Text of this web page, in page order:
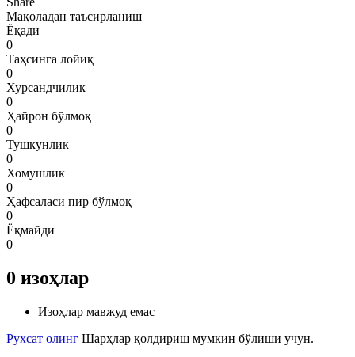
Мақоладан таъсирланиш
Ёқади
0
Таҳсинга лойиқ
0
Хурсандчилик
0
Ҳайрон бўлмоқ
0
Тушкунлик
0
Хомушлик
0
Ҳафсаласи пир бўлмоқ
0
Ёқмайди
0
0 изоҳлар
Изоҳлар мавжуд емас
Рухсат олинг Шарҳлар қолдириш мумкин бўлиши учун.